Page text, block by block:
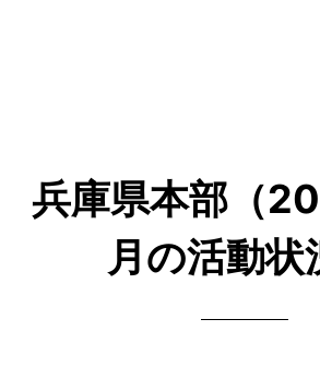
兵庫県本部（
月の活動状